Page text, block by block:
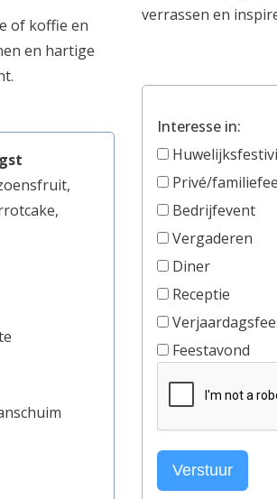
of koffie en
en hartige
verrassen en
Interesse in:
Privé/
Bedrijfevent
Vergaderen
Diner
Receptie
Feestavond
Verstuur